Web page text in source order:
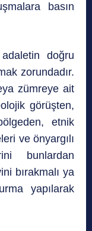
basın
doğru
zorundadır.
zümreye ait
görüşten,
etnik
ve önyargılı
bunlardan
bırakmalı ya
yapılarak